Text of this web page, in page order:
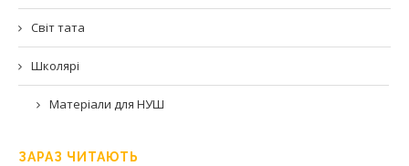
Світ тата
Школярі
Матеріали для НУШ
ЗАРАЗ ЧИТАЮТЬ